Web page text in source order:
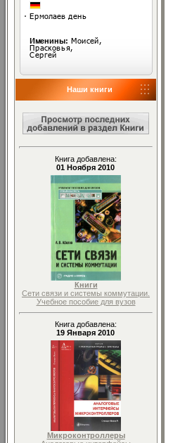
Наши книги
Книга добавлена:
01 Ноября 2010
Книги
Сети связи и системы коммутации.
Учебное пособие для вузов
Книга добавлена:
19 Января 2010
Микроконтроллеры